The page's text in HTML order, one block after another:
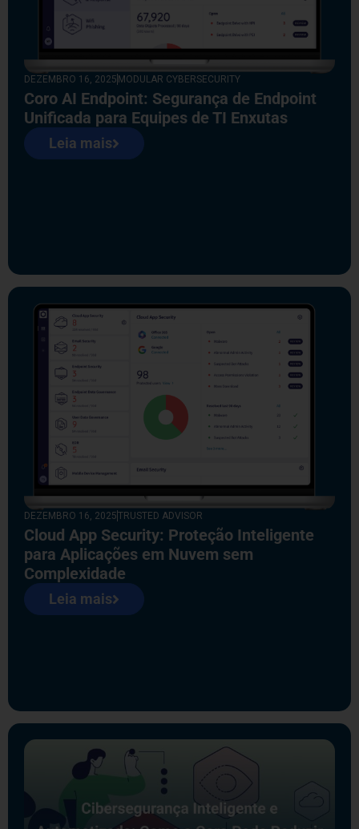
DEZEMBRO 16, 2025 MODULAR CYBERSECURITY
Coro AI Endpoint: Segurança de Endpoint
Unificada para Equipes de TI Enxutas
Leia mais
DEZEMBRO 16, 2025TRUSTED ADVISOR
Cloud App Security: Proteção Inteligente
para Aplicações em Nuvem sem
Complexidade
Leia mais